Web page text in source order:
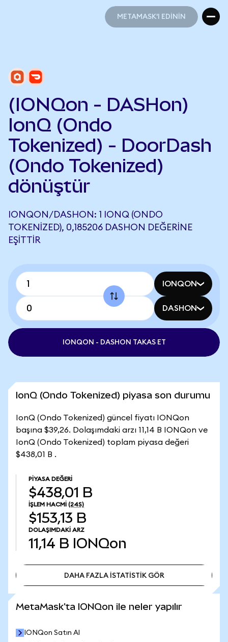
METAMASK'I EDİNİN
(IONQon - DASHon)
IonQ (Ondo
Tokenized) - DoorDash
(Ondo Tokenized)
dönüştür
IONQON/DASHON: 1 IONQ (ONDO
TOKENIZED), 0,185206 DASHON DEĞERINE
EŞITTIR
IONQON
DASHON
IONQON - DASHON TAKAS ET
IonQ (Ondo Tokenized) piyasa son durumu
IonQ (Ondo Tokenized) güncel fiyatı IONQon
başına $39,26. Dolaşımdaki arzı 11,14 B IONQon ve
IonQ (Ondo Tokenized) toplam piyasa değeri
$438,01 B .
PIYASA DEĞERI
$438,01 B
İŞLEM HACMI (24S)
$153,13 B
DOLAŞIMDAKI ARZ
11,14 B IONQon
DAHA FAZLA İSTATİSTİK GÖR
MetaMask'ta IONQon ile neler yapılır
IONQon Satın Al